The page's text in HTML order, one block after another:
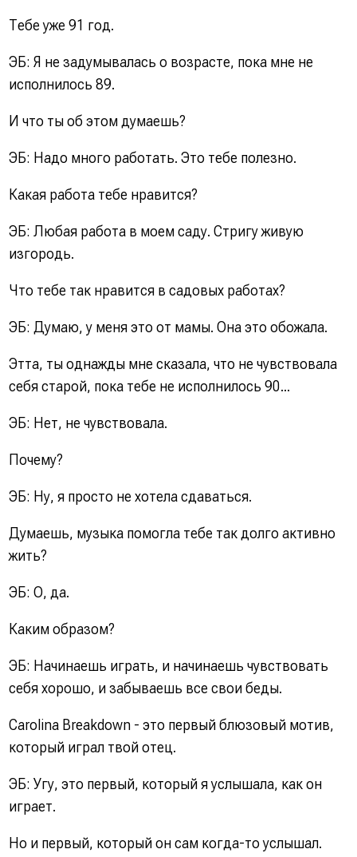
Тебе уже 91 год.
ЭБ: Я не задумывалась о возрасте, пока мне не
исполнилось 89.
И что ты об этом думаешь?
ЭБ: Надо много работать. Это тебе полезно.
Какая работа тебе нравится?
ЭБ: Любая работа в моем саду. Стригу живую
изгородь.
Что тебе так нравится в садовых работах?
ЭБ: Думаю, у меня это от мамы. Она это обожала.
Этта, ты однажды мне сказала, что не чувствовала
себя старой, пока тебе не исполнилось 90...
ЭБ: Нет, не чувствовала.
Почему?
ЭБ: Ну, я просто не хотела сдаваться.
Думаешь, музыка помогла тебе так долго активно
жить?
ЭБ: О, да.
Каким образом?
ЭБ: Начинаешь играть, и начинаешь чувствовать
себя хорошо, и забываешь все свои беды.
Carolina Breakdown - это первый блюзовый мотив,
который играл твой отец.
ЭБ: Угу, это первый, который я услышала, как он
играет.
Но и первый, который он сам когда-то услышал.